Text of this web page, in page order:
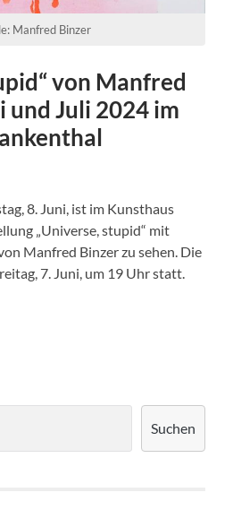
Manfred Binzer
von Manfred
und Juli 2024 im
8. Juni, ist im Kunsthaus
„Universe, stupid“ mit
Manfred Binzer zu sehen. Die
7. Juni, um 19 Uhr statt.
Suchen